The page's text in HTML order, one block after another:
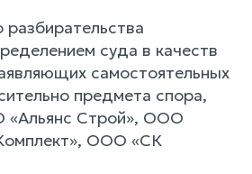
суда в качеств
самостоятельных
предмета спора,
«Альянс Строй», ООО
ООО «СК